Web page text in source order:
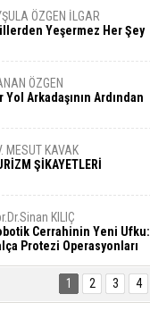
ÖZGEN İLGAR
Yeşermez Her Şey
ÖZGEN
Yol Arkadaşının Ardından
MESUT KAVAK
ŞİKAYETLERİ
KILIÇ
Cerrahinin Yeni Ufku:
Protezi Operasyonları
BAŞAN
Şaşırmayacağız
1 2 3 4